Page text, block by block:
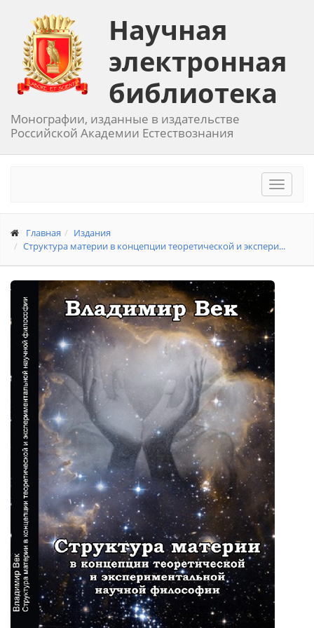
Научная
электронная
библиотека
Монографии, изданные в издательстве
Российской Академии Естествознания
Toggle
Главная
Издания
Структура материи в концепции теоретической и экспери...